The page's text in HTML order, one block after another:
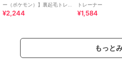
ー（ポケモン）】裏起毛トレ
ーナー
¥2,244
トレーナー
¥1,584
もっと